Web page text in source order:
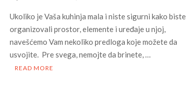
Ukoliko je Vaša kuhinja mala i niste sigurni kako biste
organizovali prostor, elemente i uređaje u njoj,
navešćemo Vam nekoliko predloga koje možete da
usvojite. Pre svega, nemojte da brinete, …
READ MORE